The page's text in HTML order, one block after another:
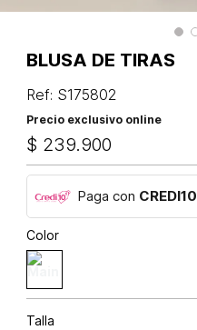
BLUSA DE TIRAS
Ref: S175802
Precio exclusivo online
$ 239.900
Paga con CREDI10
Color
Talla